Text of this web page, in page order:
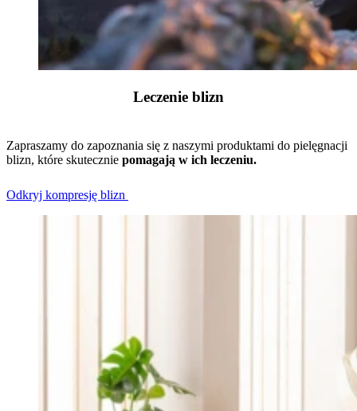
Leczenie blizn
Zapraszamy do zapoznania się z naszymi produktami do pielęgnacji
blizn, które skutecznie pomagają w ich leczeniu.
Odkryj kompresję blizn